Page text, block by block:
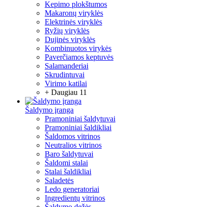
Kepimo plokštumos
Makaronų viryklės
Elektrinės viryklės
Ryžių viryklės
Dujinės viryklės
Kombinuotos virykės
Paverčiamos keptuvės
Salamanderiai
Skrudintuvai
Virimo katilai
+ Daugiau 11
Šaldymo įranga
Pramoniniai šaldytuvai
Pramoniniai šaldikliai
Šaldomos vitrinos
Neutralios vitrinos
Baro šaldytuvai
Šaldomi stalai
Stalai šaldikliai
Saladetės
Ledo generatoriai
Ingredientų vitrinos